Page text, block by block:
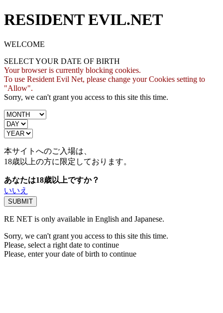
RESIDENT EVIL.NET
WELCOME
SELECT YOUR DATE OF BIRTH
Your browser is currently blocking cookies.
To use Resident Evil Net, please change your Cookies setting to
"Allow".
Sorry, we can't grant you access to this site this time.
本サイトへのご入場は、
18歳以上の方に限定しております。
あなたは18歳以上ですか？
いいえ
RE NET is only available in English and Japanese.
Sorry, we can't grant you access to this site this time.
Please, select a right date to continue
Please, enter your date of birth to continue